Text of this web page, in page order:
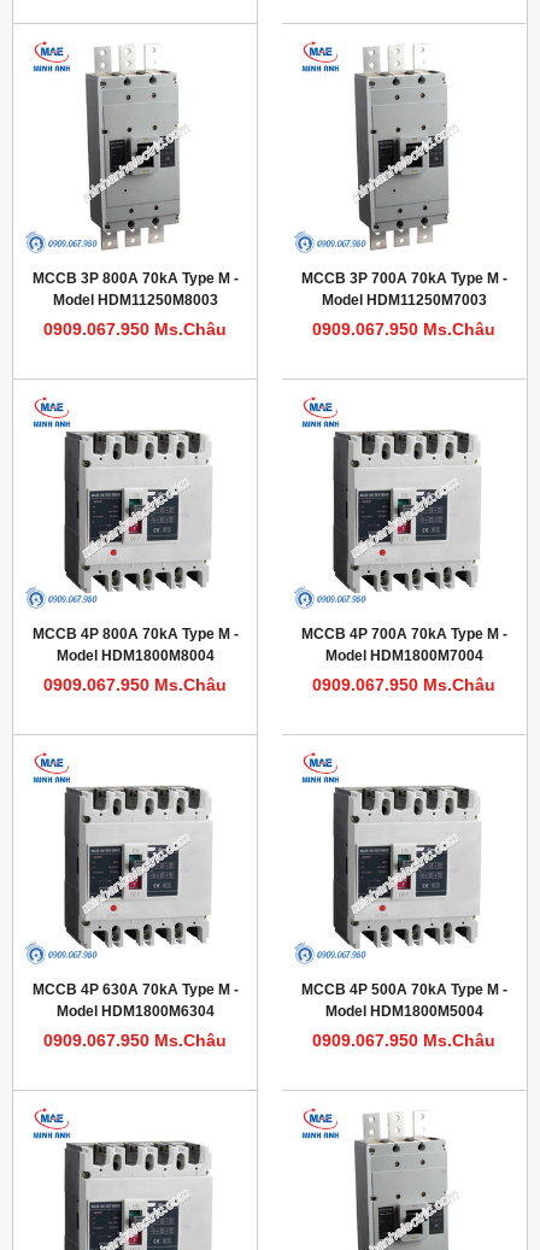
MCCB 3P 800A 70kA Type M -
Model HDM11250M8003
0909.067.950 Ms.Châu
MCCB 3P 700A 70kA Type M -
Model HDM11250M7003
0909.067.950 Ms.Châu
MCCB 4P 800A 70kA Type M -
Model HDM1800M8004
0909.067.950 Ms.Châu
MCCB 4P 700A 70kA Type M -
Model HDM1800M7004
0909.067.950 Ms.Châu
MCCB 4P 630A 70kA Type M -
Model HDM1800M6304
0909.067.950 Ms.Châu
MCCB 4P 500A 70kA Type M -
Model HDM1800M5004
0909.067.950 Ms.Châu